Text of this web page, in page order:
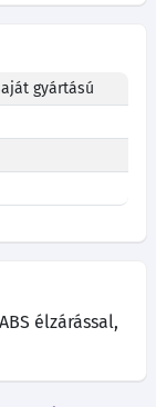
gyártású
élzárással,